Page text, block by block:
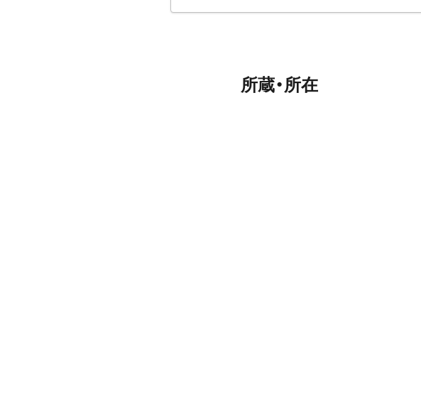
所蔵・所在